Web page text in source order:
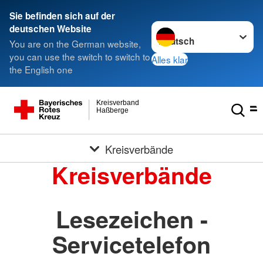
Sie befinden sich auf der
deutschen Website
You are on the German website,
you can use the switch to switch to
the English one
Sprache wechseln zu
Alles klar
Haßberge
Kreisverband
Kreisverbände
Kreisverbände
Lesezeichen -
Servicetelefon